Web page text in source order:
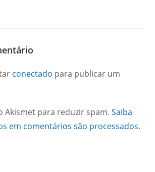
conectado para publicar um
Akismet para reduzir spam.Saiba
em comentários são processados.